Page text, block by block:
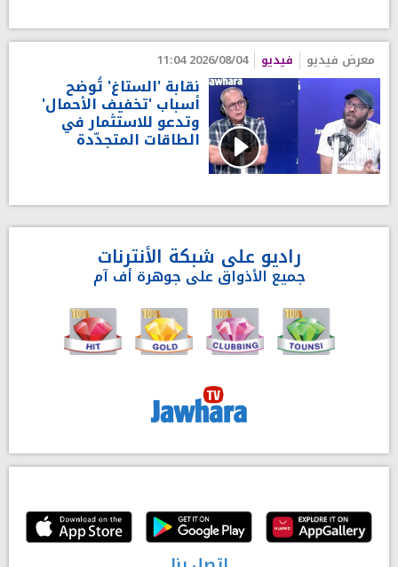
معرض فيديو فيديو 2026/08/04 11:04
نقابة 'الستاغ' تُوضح
أسباب 'تخفيف الأحمال'
وتدعو للاستثمار في
الطاقات المتجدّدة
راديو على شبكة الأنترنات
جميع الأذواق على جوهرة أف آم